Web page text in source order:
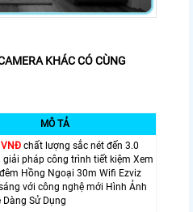
KHÁC CÓ CÙNG
MÔ TẢ
VNĐ chất lượng sắc nét đến 3.0
giải pháp công trình tiết kiệm Xem
Hồng Ngoại 30m Wifi Ezviz
với công nghệ mới Hình Ảnh
Dàng Sử Dụng